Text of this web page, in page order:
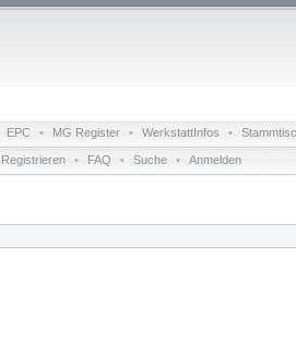
EPC • MG Register • WerkstattInfos •
Registrieren • FAQ • Suche • Anmelden